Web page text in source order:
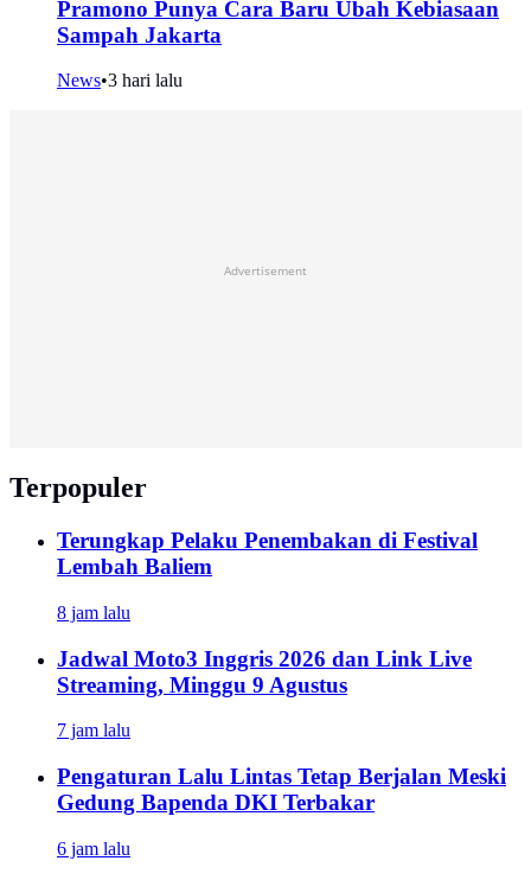
Pramono Punya Cara Baru Ubah Kebiasaan
Sampah Jakarta
News•3 hari lalu
Advertisement
Terpopuler
Terungkap Pelaku Penembakan di Festival
Lembah Baliem
8 jam lalu
Jadwal Moto3 Inggris 2026 dan Link Live
Streaming, Minggu 9 Agustus
7 jam lalu
Pengaturan Lalu Lintas Tetap Berjalan Meski
Gedung Bapenda DKI Terbakar
6 jam lalu